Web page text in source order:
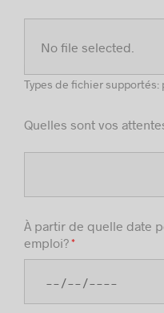
No file selected.
Types de fichier supportés:
Quelles sont vos
À partir de quelle date
emploi?*